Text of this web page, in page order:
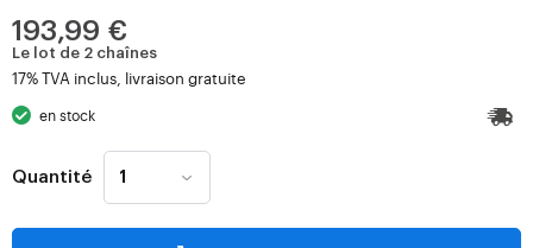
193,99 €
Le lot de 2 chaînes
17% TVA inclus, livraison gratuite
en stock
Quantité